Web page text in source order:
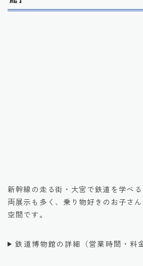
新幹線の走る街・大宮で鉄道を学べ
両展示も多く、乗り物好きのお子さ
空間です。
鉄道博物館の詳細（営業時間・料